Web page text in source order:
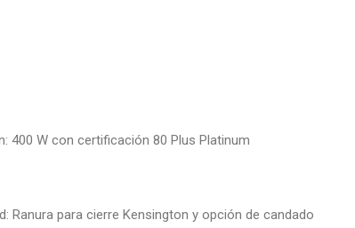
400 W con certificación 80 Plus Platinum
Ranura para cierre Kensington y opción de candado